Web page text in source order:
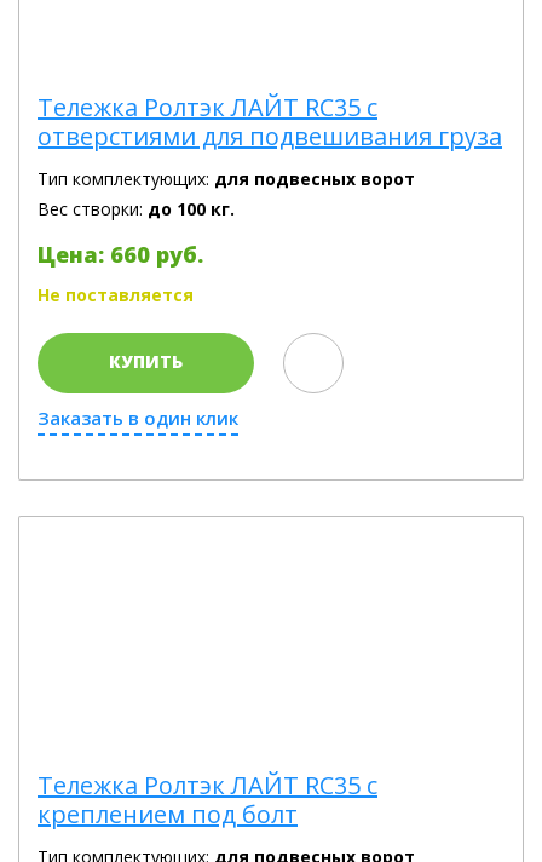
Тележка Ролтэк ЛАЙТ RC35 с
отверстиями для подвешивания груза
Тип комплектующих: для подвесных ворот
Вес створки: до 100 кг.
Цена: 660 руб.
Не поставляется
КУПИТЬ
Заказать в один клик
Тележка Ролтэк ЛАЙТ RC35 с
креплением под болт
Тип комплектующих: для подвесных ворот